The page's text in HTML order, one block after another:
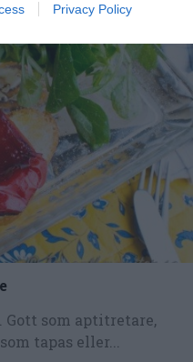
Privacy Policy
Gott som aptitretare,
tapas eller...